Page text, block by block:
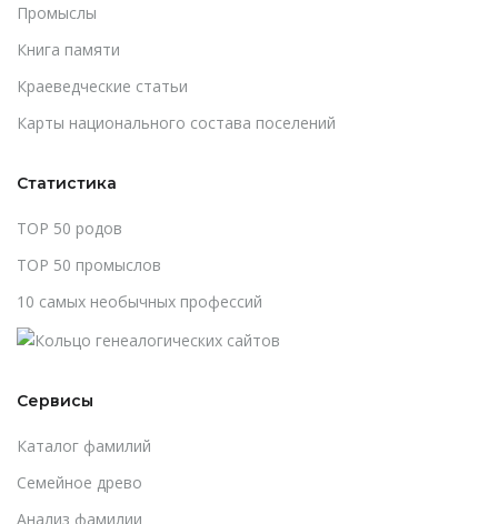
Промыслы
Книга памяти
Краеведческие статьи
Карты национального состава поселений
Статистика
TOP 50 родов
TOP 50 промыслов
10 самых необычных профессий
Сервисы
Каталог фамилий
Cемейное древо
Анализ фамилии